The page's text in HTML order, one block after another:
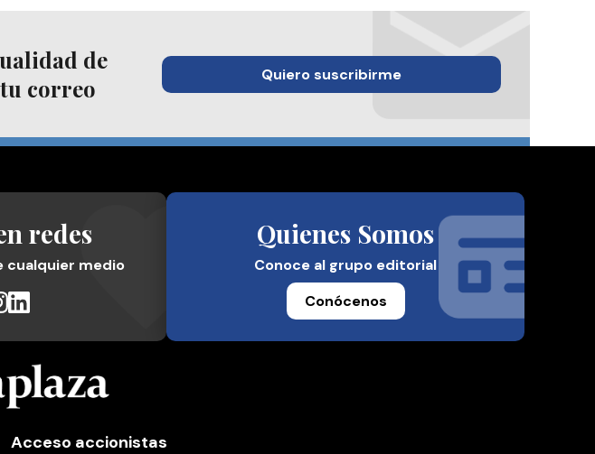
de
correo
Quiero suscribirme
redes
cualquier medio
Quienes Somos
Conoce al grupo editorial
Conócenos
Acceso accionistas